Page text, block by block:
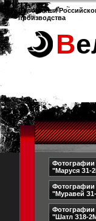
Велорикши
производства
"Маруся З1-
"Муравей
"Шатл З18-